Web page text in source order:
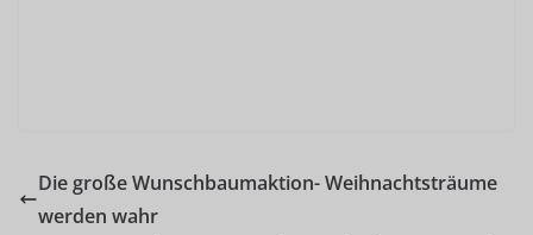
Die große Wunschbaumaktion- Weihnachtsträume
werden wahr